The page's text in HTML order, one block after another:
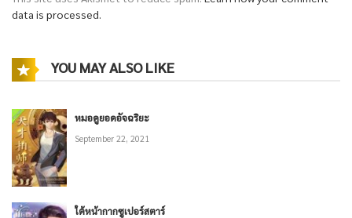
data is processed.
YOU MAY ALSO LIKE
หมอดูยอดอัจฉริยะ
September 22, 2021
ใต้หน้ากากซูเปอร์สตาร์